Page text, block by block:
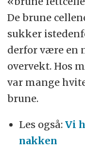
De brune
sukker
derfor være en
overvekt. Hos
var mange
brune.
Les også:Vi
nakken